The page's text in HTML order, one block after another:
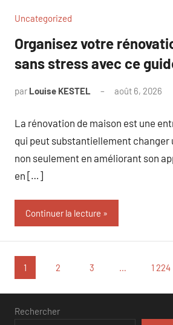
Uncategorized
Organisez votre
sans stress avec ce
par Louise KESTEL août 6, 2026
La rénovation de maison est une
qui peut substantiellement changer
non seulement en améliorant son
en […]
Continuer la lecture
Pagination
des
publications
1 2 3 … 1 224
Rechercher